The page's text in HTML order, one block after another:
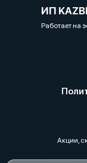
ИП
Работает на
Акции,